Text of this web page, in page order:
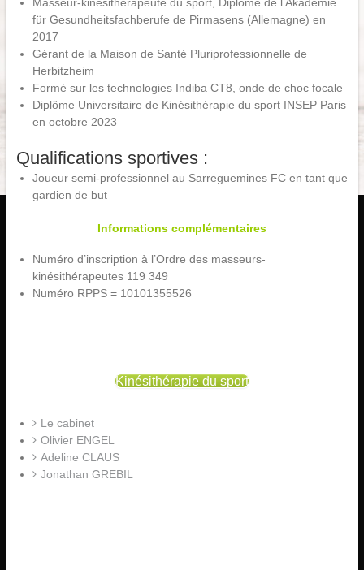
für Gesundheitsfachberufe de Pirmasens (Allemagne) en
2017
Gérant de la Maison de Santé Pluriprofessionnelle de
Herbitzheim
Formé sur les technologies Indiba CT8, onde de choc focale
Diplôme Universitaire de Kinésithérapie du sport INSEP Paris
en octobre 2023
Qualifications sportives :
Joueur semi-professionnel au Sarreguemines FC en tant que
gardien de but
Informations complémentaires
Numéro d’inscription à l’Ordre des masseurs-
kinésithérapeutes 119 349
Numéro RPPS = 10101355526
Kinésithérapie du sport
Le cabinet
Olivier ENGEL
Adeline CLAUS
Jonathan GREBIL